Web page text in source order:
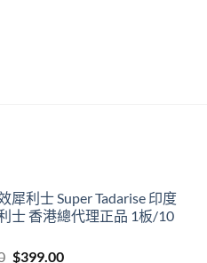
犀利士 Super Tadarise 印度
士 香港總代理正品 1板/10
Original
$399.00Current